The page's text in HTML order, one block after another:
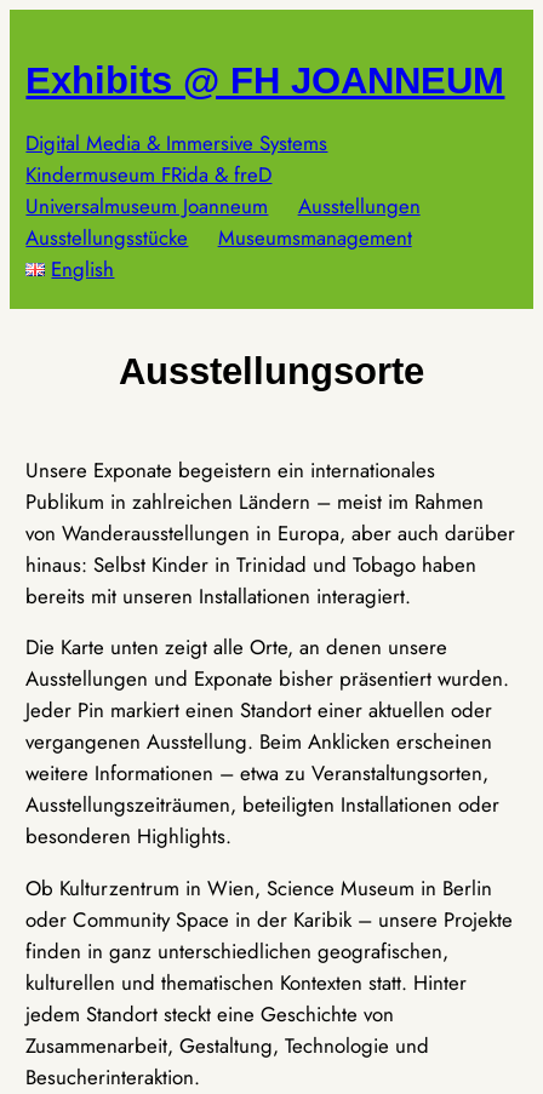
springen
Exhibits @ FH JOANNEUM
Digital Media & Immersive Systems
Kindermuseum FRida & freD
Universalmuseum Joanneum
Ausstellungen
Ausstellungsstücke
Museumsmanagement
English
Ausstellungsorte
Unsere Exponate begeistern ein internationales
Publikum in zahlreichen Ländern – meist im Rahmen
von Wanderausstellungen in Europa, aber auch darüber
hinaus: Selbst Kinder in Trinidad und Tobago haben
bereits mit unseren Installationen interagiert.
Die Karte unten zeigt alle Orte, an denen unsere
Ausstellungen und Exponate bisher präsentiert wurden.
Jeder Pin markiert einen Standort einer aktuellen oder
vergangenen Ausstellung. Beim Anklicken erscheinen
weitere Informationen – etwa zu Veranstaltungsorten,
Ausstellungszeiträumen, beteiligten Installationen oder
besonderen Highlights.
Ob Kulturzentrum in Wien, Science Museum in Berlin
oder Community Space in der Karibik – unsere Projekte
finden in ganz unterschiedlichen geografischen,
kulturellen und thematischen Kontexten statt. Hinter
jedem Standort steckt eine Geschichte von
Zusammenarbeit, Gestaltung, Technologie und
Besucherinteraktion.